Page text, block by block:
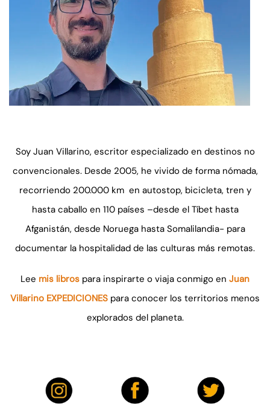
Soy Juan Villarino, escritor especializado en destinos no
convencionales. Desde 2005, he vivido de forma nómada,
recorriendo 200.000 km en autostop, bicicleta, tren y
hasta caballo en 110 países –desde el Tíbet hasta
Afganistán, desde Noruega hasta Somalilandia- para
documentar la hospitalidad de las culturas más remotas.
Lee mis libros para inspirarte o viaja conmigo en Juan
Villarino EXPEDICIONES para conocer los territorios menos
explorados del planeta.